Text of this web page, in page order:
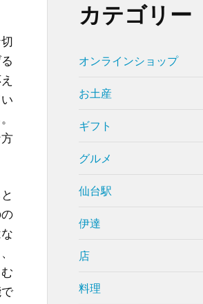
カテゴリー
オンラインショップ
お土産
ギフト
グルメ
仙台駅
伊達
店
料理